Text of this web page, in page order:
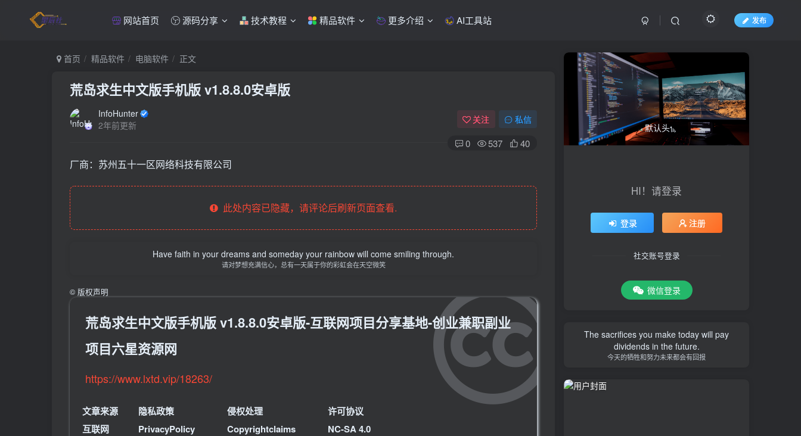
网站首页 源码分享 技术教程 精品软件 更多介绍 AI工具站 发布
首页 精品软件 电脑软件 正文
荒岛求生中文版手机版 v1.8.8.0安卓版
InfoHunter
2年前更新
关注 私信
0 537 40
厂商： 苏州五十一区网络科技有限公司
此处内容已隐藏，请评论后刷新页面查看.
Have faith in your dreams and someday your rainbow will come smiling through.
请对梦想充满信心，总有一天属于你的彩虹会在天空微笑
© 版权声明
荒岛求生中文版手机版 v1.8.8.0安卓版-互联网项目分享基地-创业兼职副业
项目六星资源网
https://www.lxtd.vip/18263/
文章来源
互联网
隐私政策
PrivacyPolicy
侵权处理
Copyrightclaims
许可协议
NC-SA 4.0
HI！请登录
登录 注册
社交账号登录
微信登录
The sacrifices you make today will pay
dividends in the future.
今天的牺牲和努力未来都会有回报